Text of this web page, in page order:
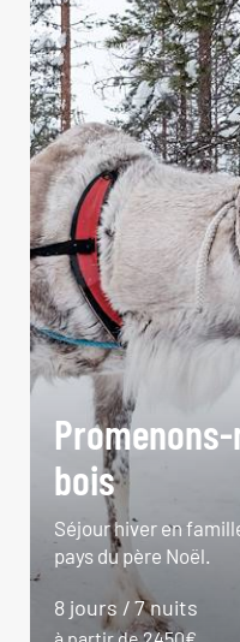
bois
Séjour hiver en
pays du père Noël.
8 jours / 7 nuits